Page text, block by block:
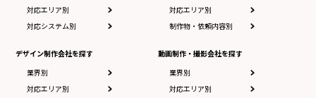
対応エリア別
対応システム別
デザイン制作会社を探す
業界別
対応エリア別
対応エリア別
制作物・依頼内容別
動画制作・撮影会社を探す
業界別
対応エリア別